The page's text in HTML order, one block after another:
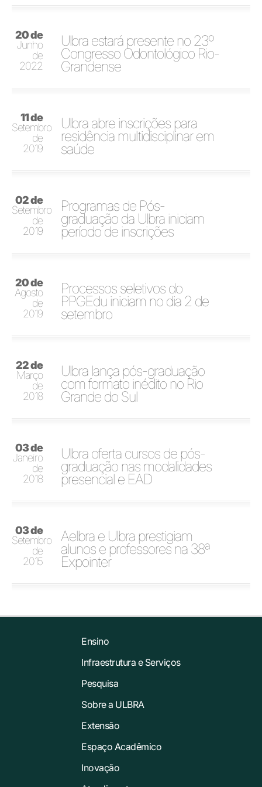
20 de
Junho
de
2022
Ulbra estará presente no 23º
Congresso Odontológico Rio-
Grandense
11 de
Setembro
de
2019
Ulbra abre inscrições para
residência multidisciplinar em
saúde
02 de
Setembro
de
2019
Programas de Pós-
graduação da Ulbra iniciam
período de inscrições
20 de
Agosto
de
2019
Processos seletivos do
PPGEdu iniciam no dia 2 de
setembro
22 de
Março
de
2018
Ulbra lança pós-graduação
com formato inédito no Rio
Grande do Sul
03 de
Janeiro
de
2018
Ulbra oferta cursos de pós-
graduação nas modalidades
presencial e EAD
03 de
Setembro
de
2015
Aelbra e Ulbra prestigiam
alunos e professores na 38ª
Expointer
Ensino
Infraestrutura e Serviços
Pesquisa
Sobre a ULBRA
Extensão
Espaço Acadêmico
Inovação